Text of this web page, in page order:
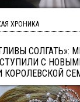
СОЛГАТЬ»:
С
КОРОЛЕВСКОЙ
ХРОНИКА